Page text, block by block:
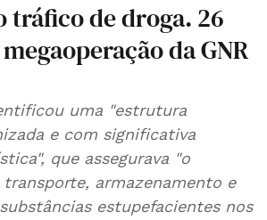
tráfico de droga. 26
da GNR
uma "estrutura
e com significativa
que assegurava "o
armazenamento e
estupefacientes nos